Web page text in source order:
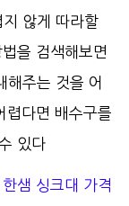
않게 따라할
을 검색해보면
해주는 것을 어
렵다면 배수구를
있다
한샘 싱크대 가격